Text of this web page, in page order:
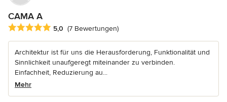
CAMA A
Durchschnittliche Bewertung: 5 von 5 Sternen
5,0 (7 Bewertungen)
Architektur ist für uns die Herausforderung, Funktionalität und
Sinnlichkeit unaufgeregt miteinander zu verbinden.
Einfachheit, Reduzierung au...
Mehr